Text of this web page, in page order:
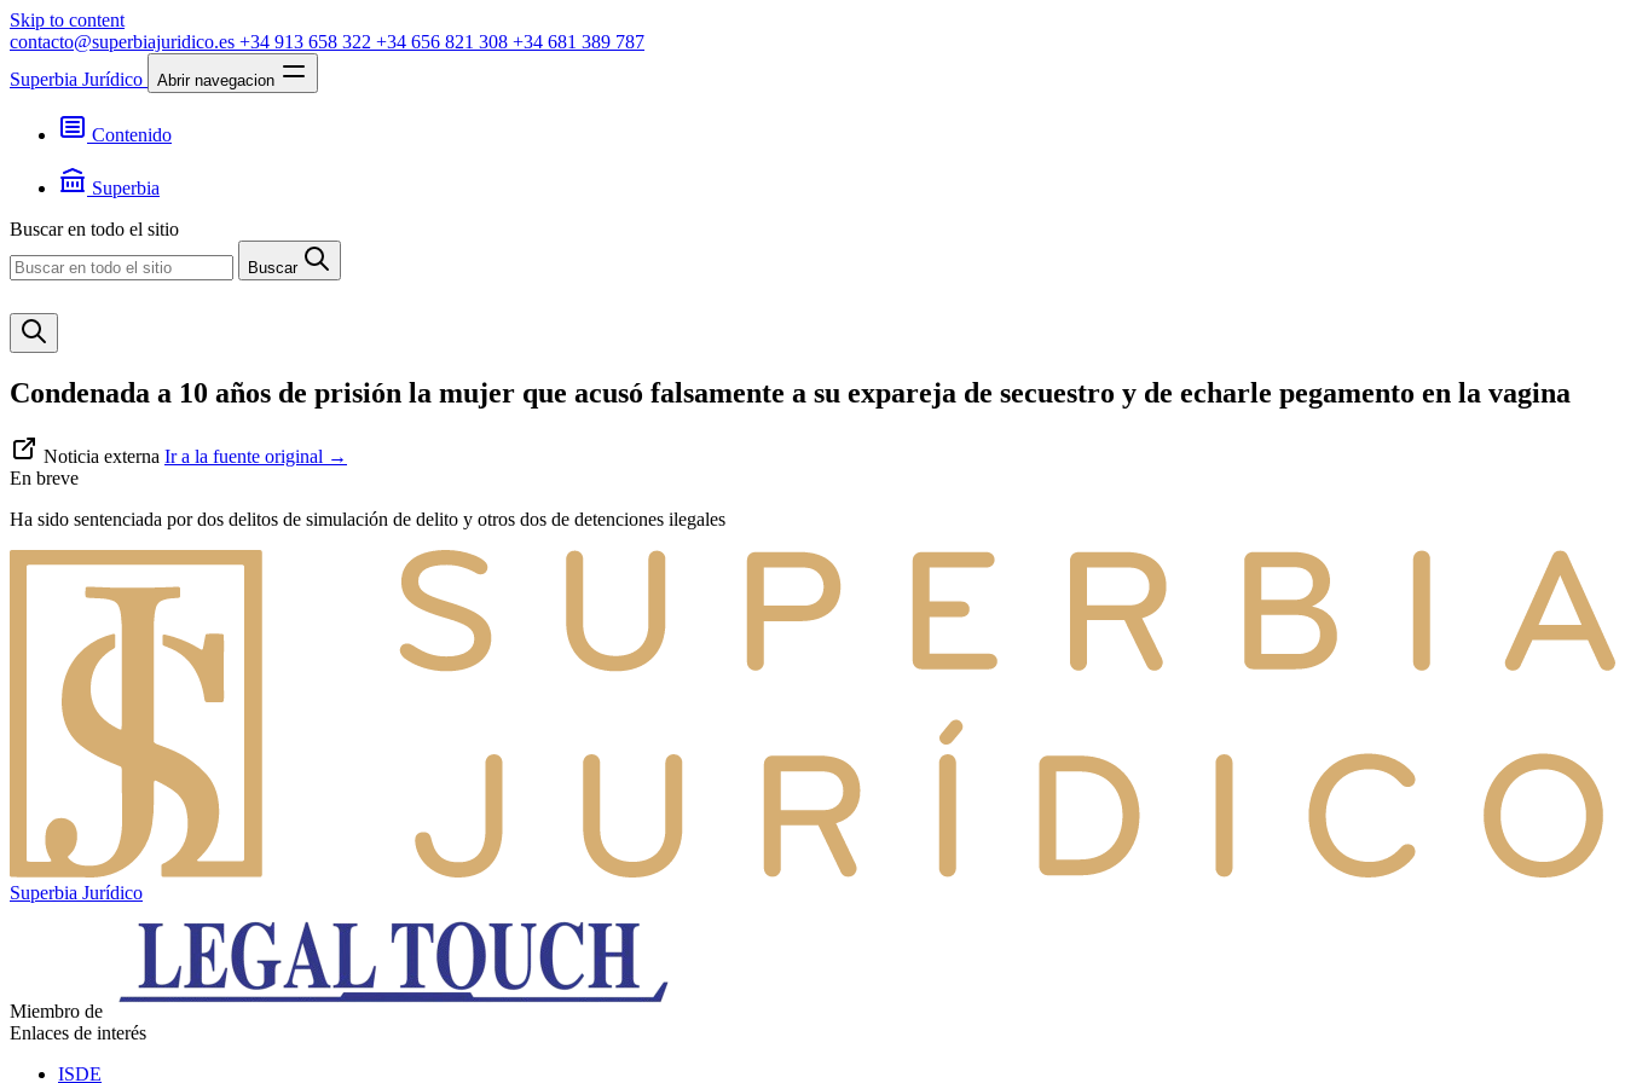
Skip to content
contacto@superbiajuridico.es +34 913 658 322 +34 656 821 308 +34 681 389 787
Superbia Jurídico
Abrir navegacion
Contenido
Jurisprudencia
Noticias
Superbia
Contacto
Buscar en todo el sitio
Buscar
Condenada a 10 años de prisión la mujer que acusó falsamente a su expareja de secuestro y de echarle pegamento en la vagina
Noticia externa Ir a la fuente original →
En breve
Ha sido sentenciada por dos delitos de simulación de delito y otros dos de detenciones ilegales
Superbia Jurídico
Miembro de
Enlaces de interés
ISDE